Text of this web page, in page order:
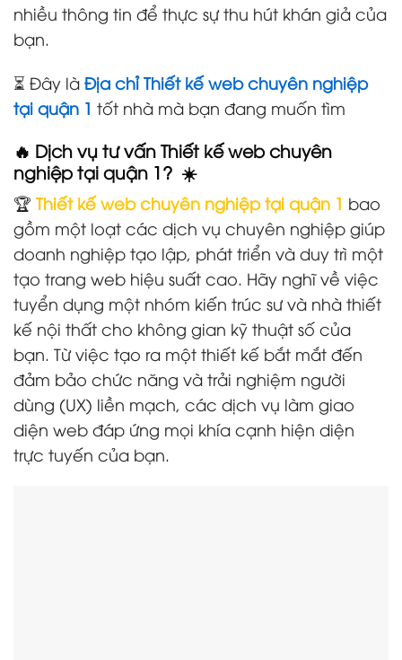
nhiều thông tin để thực sự thu hút khán giả của
bạn.
⏳ Đây là Địa chỉ Thiết kế web chuyên nghiệp
tại quận 1 tốt nhà mà bạn đang muốn tìm
🔥 Dịch vụ tư vấn Thiết kế web chuyên
nghiệp tại quận 1? ☀️
🏆 Thiết kế web chuyên nghiệp tại quận 1 bao
gồm một loạt các dịch vụ chuyên nghiệp giúp
doanh nghiệp tạo lập, phát triển và duy trì một
tạo trang web hiệu suất cao. Hãy nghĩ về việc
tuyển dụng một nhóm kiến trúc sư và nhà thiết
kế nội thất cho không gian kỹ thuật số của
bạn. Từ việc tạo ra một thiết kế bắt mắt đến
đảm bảo chức năng và trải nghiệm người
dùng (UX) liền mạch, các dịch vụ làm giao
diện web đáp ứng mọi khía cạnh hiện diện
trực tuyến của bạn.